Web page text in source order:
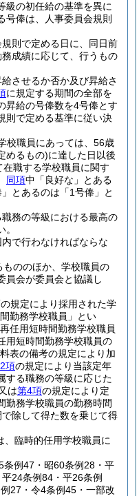
級の初任給の基準を異に
号俸は、人事委員会規則
則で定める日に、同日前
成績に応じて、行うもの
させるか否か及び昇給さ
に規定する期間の全部を
昇給の号俸数を4号俸とす
則で定める基準に従い決
校職員にあっては、56歳
めるもの)に達した日以後
職する学校職員に関す
同項中「良好な」とある
とあるのは「1号俸」と
務の等級における最高の
で行わなければならな
もののほか、学校職員の
員会が委員会と協議し
規定により採用された学
勤務学校職員」とい
任用短時間勤務学校職員
用短時間勤務学校職員の
表の備考の規定により加
項の規定により当該定年
する職務の等級に応じた
又は第4項の規定により定
勤務学校職員の勤務時間
除して得た数を乗じて得
、臨時的任用学校職員に
例47・昭60条例28・平
24条例84・平26条例
27・令4条例45・一部改